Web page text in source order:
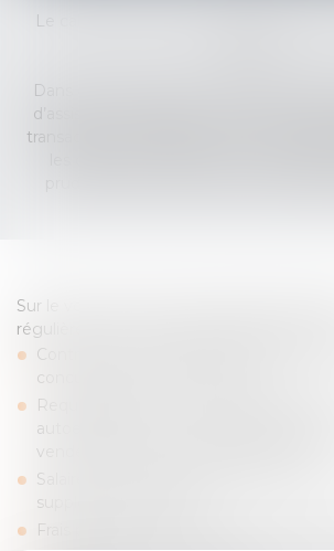
Le cabinet intervient en droit du
Dans ces domaines, il fournit des
d’assistance (stratégie, négociation,
transaction, conciliation, etc.) et de
Sur le volet droit du travail, le cabinet
régulièrement sur les thématiques
Contrat de travail (CDI/CDD, clauses
concurrence, d’exclusivité, etc.) ;
Requalification en contrat de travail
autoentrepreneur, contrat de
vendeur à domicile indépendant, etc.) ;
Salaires et congés payés (classification,
supplémentaires, etc.) ;
Frais professionnels (évaluation,